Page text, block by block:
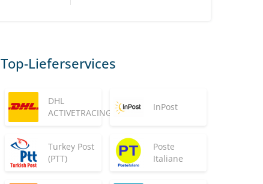
Top-Lieferservices
DHL
ACTIVETRACING
InPost
Turkey Post
(PTT)
Poste
Italiane